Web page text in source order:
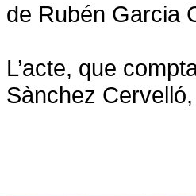
de Rubén Garcia
L’acte, que
Sànchez